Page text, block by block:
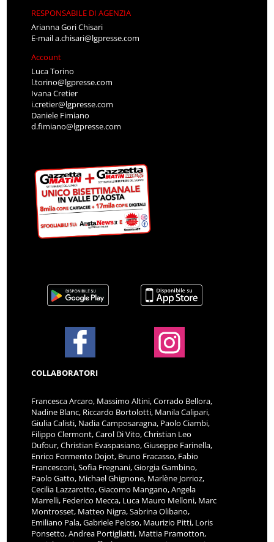
RESPONSABILE DI AGENZIA
Arianna Gori Chisari
E-maila.chisari@lgpresse.com
Account
Luca Torino
l.torino@lgpresse.com
Ivana Cretier
i.cretier@lgpresse.com
Daniele Fimiano
d.fimiano@lgpresse.com
COLLABORATORI
Francesca Arcaro, Massimo Altini, Corrado Bellora,
Nadine Blanc, Riccardo Bortolotti, Manila Calipari,
Giulia Calisti, Nadia Camposaragna, Paolo Ciambi,
Filippo Clermont, Carol Di Vito, Christian Leo
Dufour, Christian Evaspasiano, Giuseppe Farinella,
Enrico Formento Dojot, Bruno Fracasso, Fabio
Francesconi, Sofia Fregnani, Giorgia Gambino,
Paolo Gatto, Michael Ghignone, Marlène Jorrioz,
Cecilia Lazzarotto, Giacomo Mangano, Angela
Marrelli, Federico Mecca, Luca Mauro Melloni, Marc
Montrosset, Matteo Nigra, Sabrina Olibano,
Emiliano Pala, Gabriele Peloso, Maurizio Pitti, Loris
Ponsetto, Andrea Portigliatti, Mattia Pramotton,